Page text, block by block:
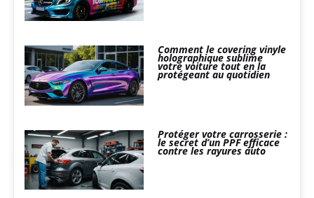
Comment le covering vinyle
holographique sublime
votre voiture tout en la
protégeant au quotidien
Protéger votre carrosserie :
le secret d’un PPF efficace
contre les rayures auto